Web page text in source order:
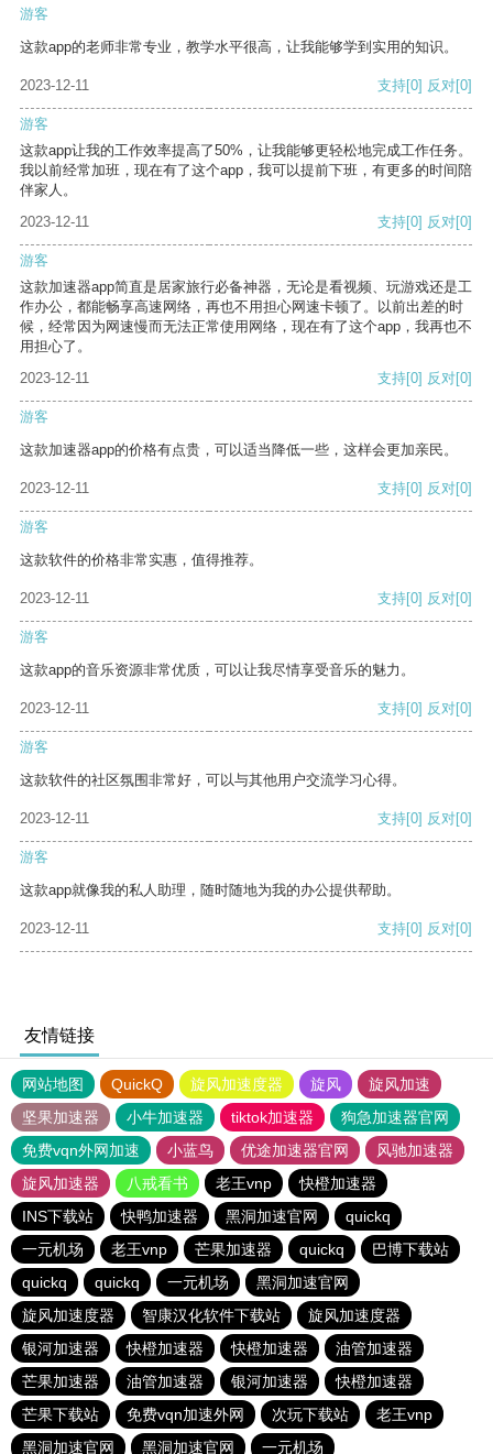
游客
这款app的老师非常专业，教学水平很高，让我能够学到实用的知识。
2023-12-11 支持[0] 反对[0]
游客
这款app让我的工作效率提高了50%，让我能够更轻松地完成工作任务。
我以前经常加班，现在有了这个app，我可以提前下班，有更多的时间陪
伴家人。
2023-12-11
支持[0] 反对[0]
游客
这款加速器app简直是居家旅行必备神器，无论是看视频、玩游戏还是工
作办公，都能畅享高速网络，再也不用担心网速卡顿了。以前出差的时
候，经常因为网速慢而无法正常使用网络，现在有了这个app，我再也不
用担心了。
2023-12-11
支持[0] 反对[0]
游客
这款加速器app的价格有点贵，可以适当降低一些，这样会更加亲民。
2023-12-11 支持[0] 反对[0]
游客
这款软件的价格非常实惠，值得推荐。
2023-12-11 支持[0] 反对[0]
游客
这款app的音乐资源非常优质，可以让我尽情享受音乐的魅力。
2023-12-11 支持[0] 反对[0]
游客
这款软件的社区氛围非常好，可以与其他用户交流学习心得。
2023-12-11 支持[0] 反对[0]
游客
这款app就像我的私人助理，随时随地为我的办公提供帮助。
2023-12-11 支持[0] 反对[0]
友情链接
网站地图 QuickQ 旋风加速度器 旋风
旋风加速
坚果加速器
小牛加速器 tiktok加速器
狗急加速器官网
免费vqn外网加速
小蓝鸟 优途加速器官网
风驰加速器
旋风加速器
八戒看书 老王vnp
快橙加速器
INS下载站
快鸭加速器 黑洞加速官网
quickq
一元机场
老王vnp 芒果加速器 quickq
巴博下载站
quickq
quickq 一元机场
黑洞加速官网
旋风加速度器
智康汉化软件下载站
旋风加速度器
银河加速器
快橙加速器 快橙加速器
油管加速器
芒果加速器
油管加速器 银河加速器
快橙加速器
芒果下载站
免费vqn加速外网 次玩下载站
老王vnp
黑洞加速官网
黑洞加速官网 一元机场